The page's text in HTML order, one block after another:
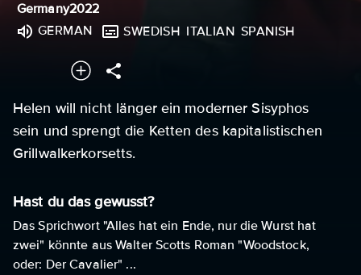
Germany2022
GERMAN
SWEDISH ITALIAN SPANISH
Helen will nicht länger ein moderner Sisyphos
sein und sprengt die Ketten des kapitalistischen
Grillwalkerkorsetts.
Hast du das gewusst?
Das Sprichwort "Alles hat ein Ende, nur die Wurst hat
zwei" könnte aus Walter Scotts Roman "Woodstock,
oder: Der Cavalier" ...